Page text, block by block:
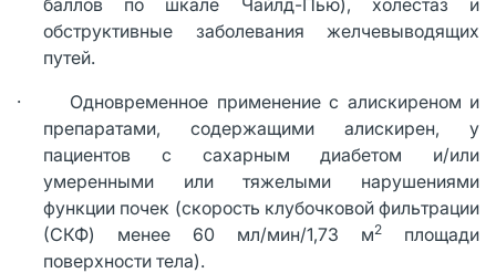
обструктивные заболевания желчевыводящих
путей.
· Одновременное применение с алискиреном и
препаратами, содержащими алискирен, у
пациентов с сахарным диабетом и/или
умеренными или тяжелыми нарушениями
функции почек (скорость клубочковой фильтрации
(СКФ) менее 60 мл/мин/1,73 м2
площади
поверхности тела).